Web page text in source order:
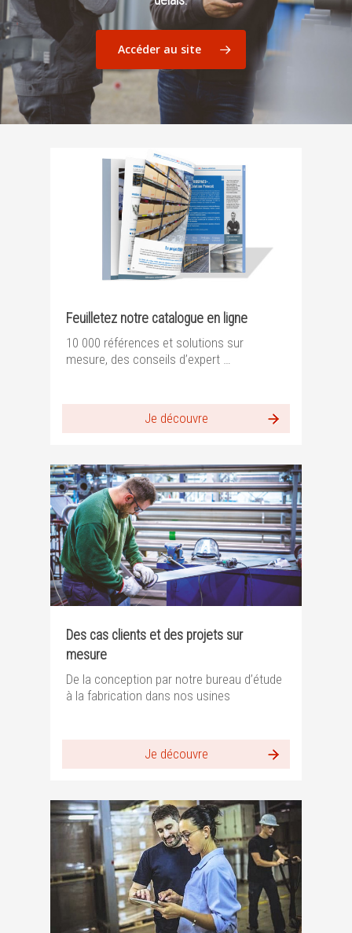
Accéder au site
Feuilletez notre catalogue en ligne
10 000 références et solutions sur
mesure, des conseils d’expert …
Je découvre
Des cas clients et des projets sur
mesure
De la conception par notre bureau d’étude
à la fabrication dans nos usines
Je découvre